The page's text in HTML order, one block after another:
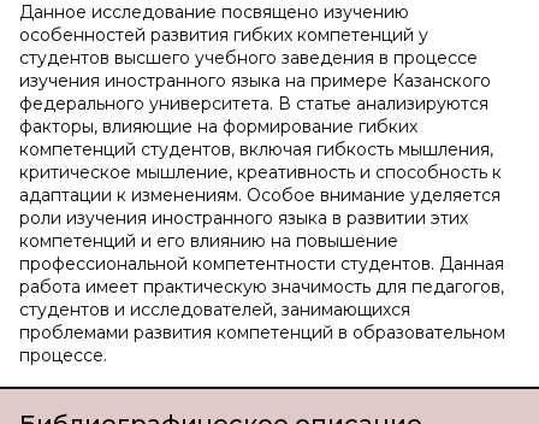
Данное исследование посвящено изучению
особенностей развития гибких компетенций у
студентов высшего учебного заведения в процессе
изучения иностранного языка на примере Казанского
федерального университета. В статье анализируются
факторы, влияющие на формирование гибких
компетенций студентов, включая гибкость мышления,
критическое мышление, креативность и способность к
адаптации к изменениям. Особое внимание уделяется
роли изучения иностранного языка в развитии этих
компетенций и его влиянию на повышение
профессиональной компетентности студентов. Данная
работа имеет практическую значимость для педагогов,
студентов и исследователей, занимающихся
проблемами развития компетенций в образовательном
процессе.